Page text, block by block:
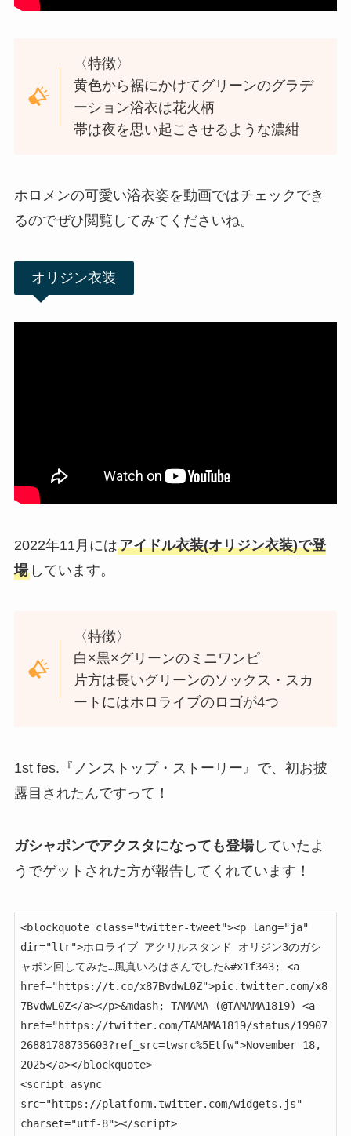
〈特徴〉
黄色から裾にかけてグリーンのグラデ
ーション浴衣は花火柄
帯は夜を思い起こさせるような濃紺
ホロメンの可愛い浴衣姿を動画ではチェックでき
るのでぜひ閲覧してみてくださいね。
オリジン衣装
2022年11月にはアイドル衣装(オリジン衣装)で登
場しています。
〈特徴〉
白×黒×グリーンのミニワンピ
片方は長いグリーンのソックス・スカ
ートにはホロライブのロゴが4つ
1st fes.『ノンストップ・ストーリー』で、初お披
露目されたんですって！
ガシャポンでアクスタになっても登場していたよ
うでゲットされた方が報告してくれています！
<blockquote class="twitter-tweet"><p lang="ja"
dir="ltr">ホロライブ アクリルスタンド オリジン3のガシ
ャポン回してみた…風真いろはさんでした&#x1f343; <a
href="https://t.co/x87BvdwL0Z">pic.twitter.com/x8
7BvdwL0Z</a></p>&mdash; TAMAMA (@TAMAMA1819) <a
href="https://twitter.com/TAMAMA1819/status/19907
26881788735603?ref_src=twsrc%5Etfw">November 18,
2025</a></blockquote>
<script async
src="https://platform.twitter.com/widgets.js"
charset="utf-8"></script>